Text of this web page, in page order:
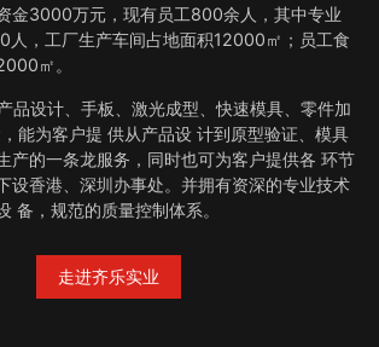
金3000万元，现有员工800余人，其中专业
人，工厂生产车间占地面积12000㎡；员工食
㎡。
品设计、手板、激光成型、快速模具、零件加
能为客户提 供从产品设 计到原型验证、模具
产的一条龙服务，同时也可为客户提供各 环节
设香港、深圳办事处。并拥有资深的专业技术
备，规范的质量控制体系。
走进齐乐实业